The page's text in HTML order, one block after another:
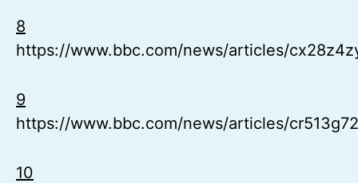
8
https://www.bbc.com/news/articles/
9
https://www.bbc.com/news/articles/
10